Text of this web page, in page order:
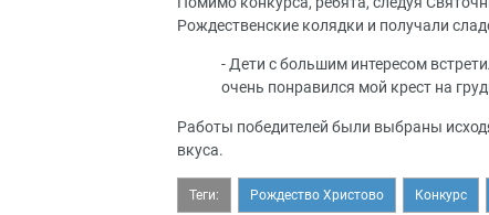
Рождественские колядки и получали
- Дети с большим интересом
очень понравился мой крест на
Работы победителей были выбраны
вкуса.
Теги: Рождество Христово Конкурс